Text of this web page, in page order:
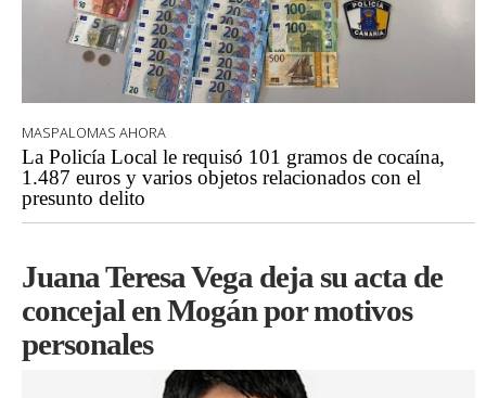
MASPALOMAS AHORA
La Policía Local le requisó 101 gramos de cocaína,
1.487 euros y varios objetos relacionados con el
presunto delito
Juana Teresa Vega deja su acta de
concejal en Mogán por motivos
personales